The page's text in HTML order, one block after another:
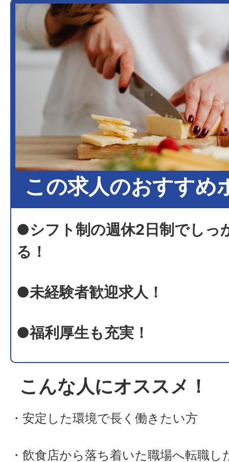
この求人のおすすめ
●シフト制の週休2日制でしっ
る！
●未経験者歓迎求人！
●福利厚生も充実！
こんな人にオススメ！
・安定した環境で長く働きたい方
・飲食店から落ち着いた職場へ転職し